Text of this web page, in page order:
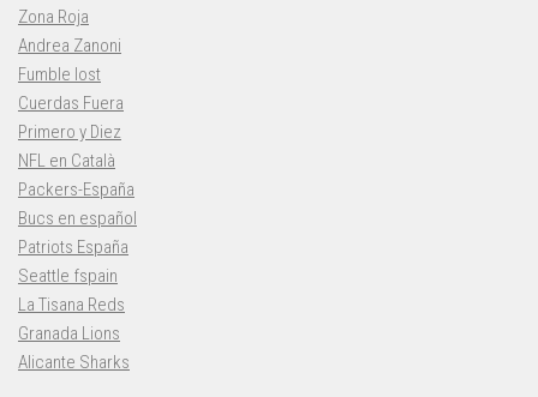
Zona Roja
Andrea Zanoni
Fumble lost
Cuerdas Fuera
Primero y Diez
NFL en Català
Packers-España
Bucs en español
Patriots España
Seattle fspain
La Tisana Reds
Granada Lions
Alicante Sharks